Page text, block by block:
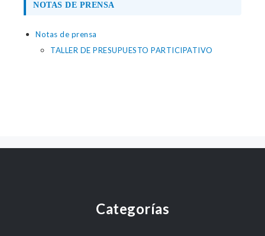
NOTAS DE PRENSA
Notas de prensa
TALLER DE PRESUPUESTO PARTICIPATIVO
Categorías